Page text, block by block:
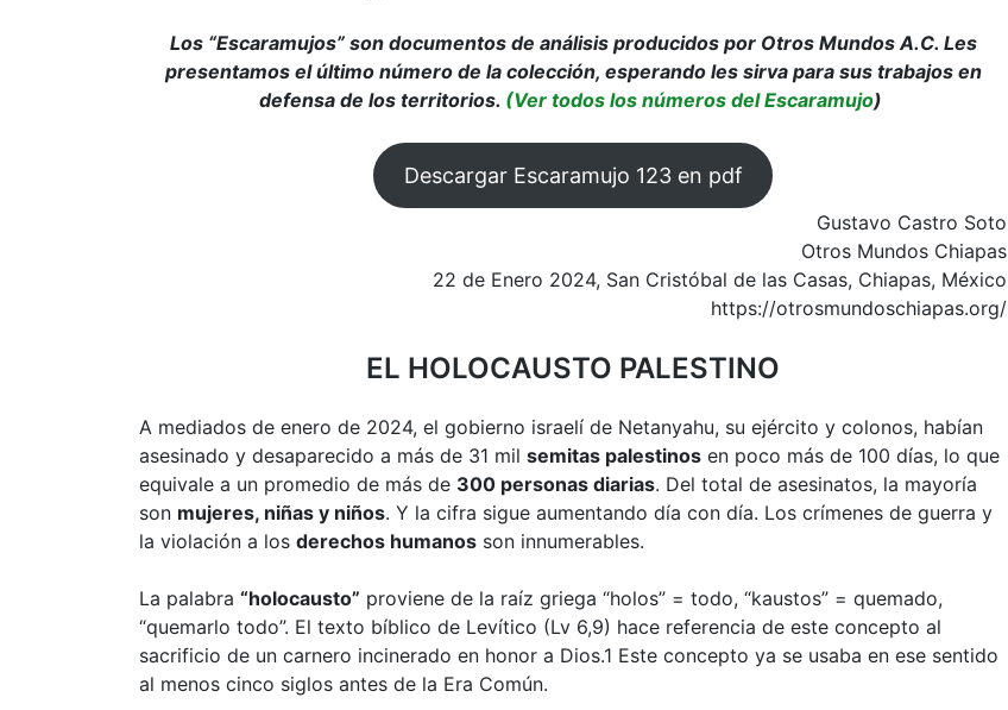
Los “Escaramujos” son documentos de análisis producidos por Otros Mundos A.C. Les
presentamos el último número de la colección, esperando les sirva para sus trabajos en
defensa de los territorios. (Ver todos los números del Escaramujo)
Descargar Escaramujo 123 en pdf
Gustavo Castro Soto
Otros Mundos Chiapas
22 de Enero 2024, San Cristóbal de las Casas, Chiapas, México
https://otrosmundoschiapas.org/
EL HOLOCAUSTO PALESTINO
A mediados de enero de 2024, el gobierno israelí de Netanyahu, su ejército y colonos, habían
asesinado y desaparecido a más de 31 mil semitas palestinos en poco más de 100 días, lo que
equivale a un promedio de más de 300 personas diarias. Del total de asesinatos, la mayoría
son mujeres, niñas y niños. Y la cifra sigue aumentando día con día. Los crímenes de guerra y
la violación a los derechos humanos son innumerables.
La palabra “holocausto” proviene de la raíz griega “holos” = todo, “kaustos” = quemado,
“quemarlo todo”. El texto bíblico de Levítico (Lv 6,9) hace referencia de este concepto al
sacrificio de un carnero incinerado en honor a Dios.1 Este concepto ya se usaba en ese sentido
al menos cinco siglos antes de la Era Común.